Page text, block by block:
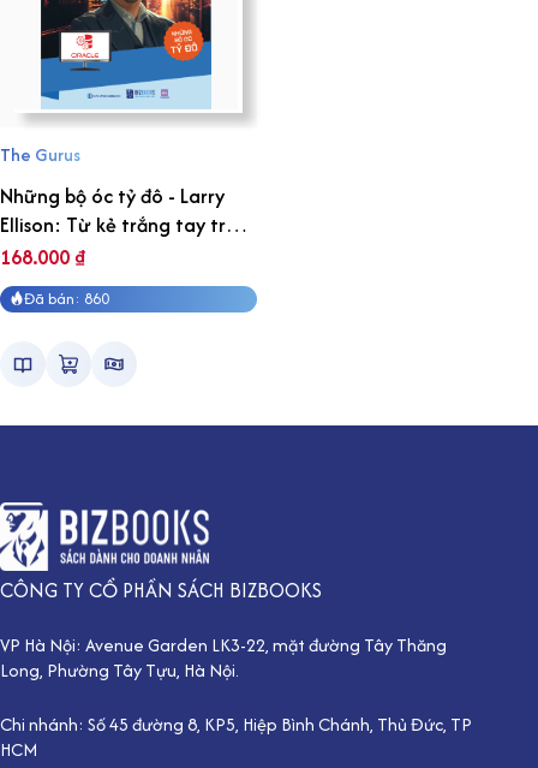
The Gurus
Những bộ óc tỷ đô - Larry
Ellison: Từ kẻ trắng tay trở
thành tỷ phú công nghệ của
đế chế Oracle
168.000₫
Đã bán: 860
CÔNG TY CỔ PHẦN SÁCH BIZBOOKS
VP Hà Nội: Avenue Garden LK3-22, mặt đường Tây Thăng
Long, Phường Tây Tựu, Hà Nội.
Chi nhánh: Số 45 đường 8, KP5, Hiệp Bình Chánh, Thủ Đức, TP
HCM